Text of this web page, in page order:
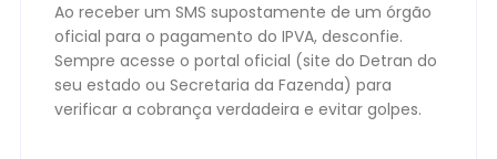
Ao receber um SMS supostamente de um órgão
oficial para o pagamento do IPVA, desconfie.
Sempre acesse o portal oficial (site do Detran do
seu estado ou Secretaria da Fazenda) para
verificar a cobrança verdadeira e evitar golpes.